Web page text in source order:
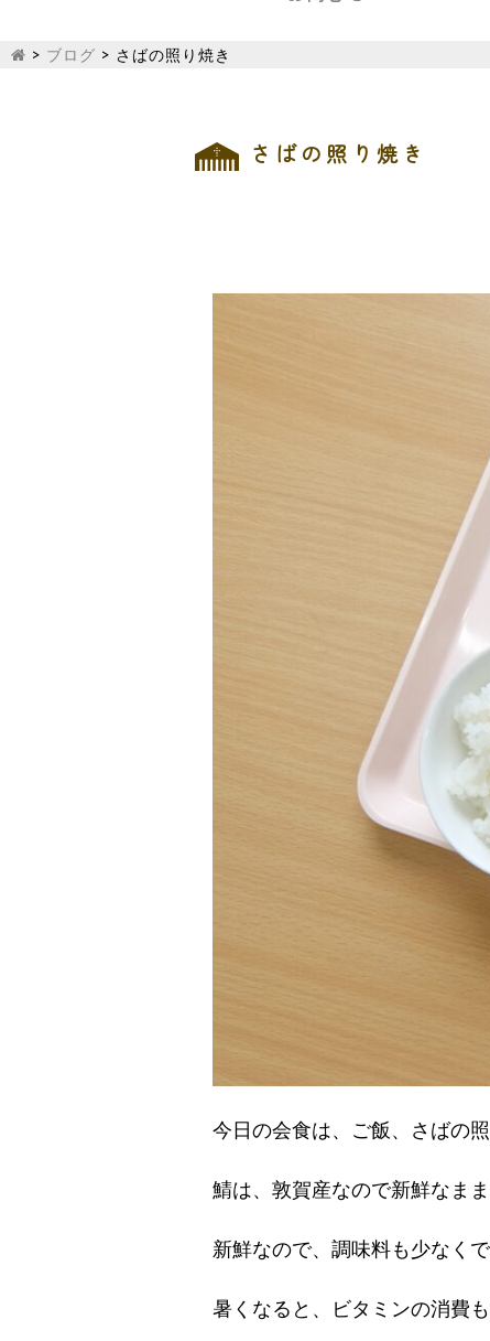
> ブログ > さばの照り焼き
さばの照り焼き
今日の会食は、ご飯、さばの
鯖は、敦賀産なので新鮮なまま
新鮮なので、調味料も少なく
暑くなると、ビタミンの消費